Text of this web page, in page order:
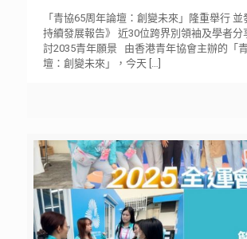
「青協65周年論壇：創變未來」隆重舉行
持續發展報告》 近30位跨界別領袖及學者分
討2035青年願景 由香港青年協會主辦的「
壇：創變未來」，今天[…]